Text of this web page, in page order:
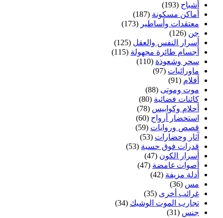
أشباح (193)
أماكن مسكونة (187)
معتقدات وأساطير (173)
جن (126)
أسرار النفس والعقل (125)
أجسام طائرة مجهولة (115)
سحر وشعوذة (110)
ماورائيات (97)
أفلام (91)
موت وموتى (88)
كائنات فضائية (80)
أحلام وكوابيس (78)
استحضار أرواح (60)
قصص وروايات (59)
آثار وحضارات (53)
قدرات فوق حسية (53)
أسرار الكون (47)
أصوات غامضة (47)
أدلة مزيفة (42)
مس (36)
غرائب أخرى (35)
تجارب الموت الوشيك (34)
جنس (31)